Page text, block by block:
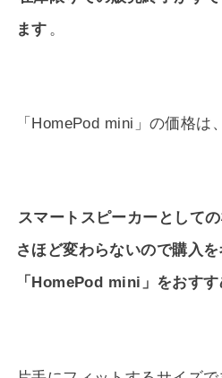
ます 。
「HomePod mini」の価格は、
スマートスピーカーとして
さほど変わらないので購入
「HomePod mini」をおすす